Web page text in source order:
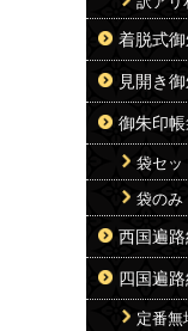
着脱式
見開き
御朱印
袋セッ
袋のみ
西国遍
四国遍
定番無